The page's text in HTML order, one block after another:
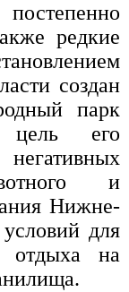
редкие
создан
парк
цель его
и
Нижне-
для
отдыха на